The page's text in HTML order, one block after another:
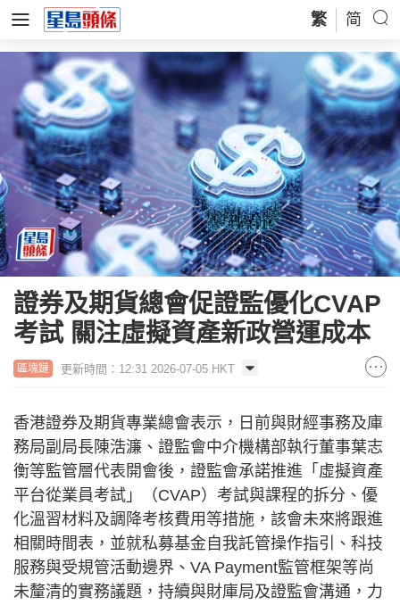
繁 简
證券及期貨總會促證監優化CVAP
考試 關注虛擬資產新政營運成本
區塊鏈 更新時間：12:31 2026-07-05 HKT
香港證券及期貨專業總會表示，日前與財經事務及庫
務局副局長陳浩濂、證監會中介機構部執行董事葉志
衡等監管層代表開會後，證監會承諾推進「虛擬資產
平台從業員考試」（CVAP）考試與課程的拆分、優
化溫習材料及調降考核費用等措施，該會未來將跟進
相關時間表，並就私募基金自我託管操作指引、科技
服務與受規管活動邊界、VA Payment監管框架等尚
未釐清的實務議題，持續與財庫局及證監會溝通，力